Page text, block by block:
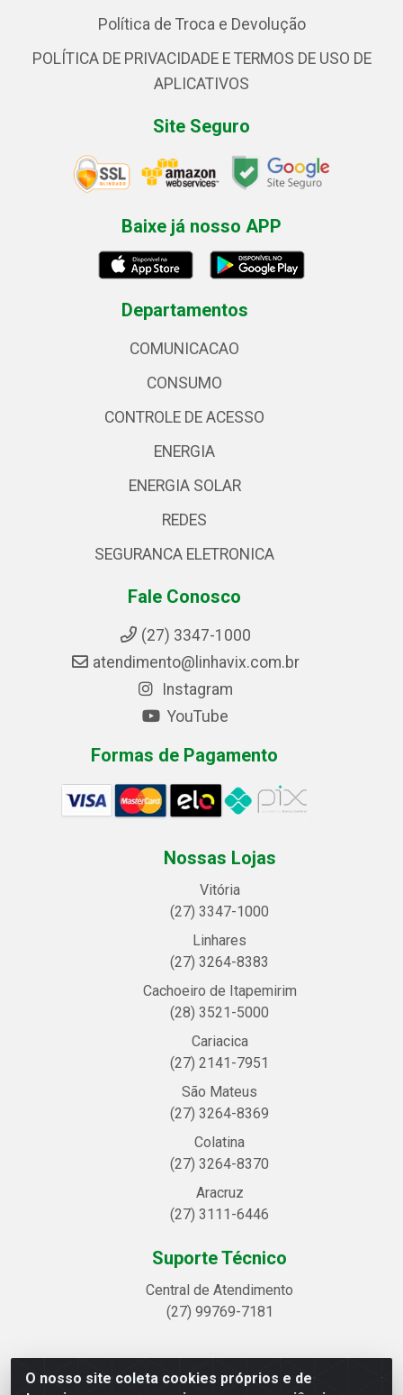
O nosso site coleta cookies próprios e de
Política de Troca e Devolução
POLÍTICA DE PRIVACIDADE E TERMOS DE USO DE
APLICATIVOS
Site Seguro
Baixe já nosso APP
Departamentos
COMUNICACAO
CONSUMO
CONTROLE DE ACESSO
ENERGIA
ENERGIA SOLAR
REDES
SEGURANCA ELETRONICA
Fale Conosco
(27) 3347-1000
atendimento@linhavix.com.br
Instagram
YouTube
Formas de Pagamento
Nossas Lojas
Vitória
(27) 3347-1000
Linhares
(27) 3264-8383
Cachoeiro de Itapemirim
(28) 3521-5000
Cariacica
(27) 2141-7951
São Mateus
(27) 3264-8369
Colatina
(27) 3264-8370
Aracruz
(27) 3111-6446
Suporte Técnico
Central de Atendimento
(27) 99769-7181
Linhavix Distribuidora LTDA - Avenida Alegre, 2521 -